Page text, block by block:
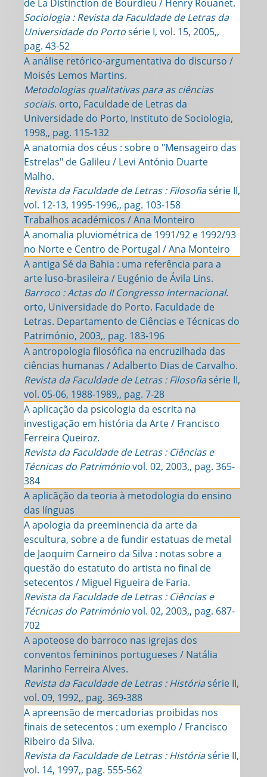
de La Distinction de Bourdieu / Henry Rouanet.
Sociologia : Revista da Faculdade de Letras da
Universidade do Portosérie I, vol. 15, 2005,,
pag. 43-52
A análise retórico-argumentativa do discurso /
Moisés Lemos Martins.
Metodologias qualitativas para as ciências
sociais. orto, Faculdade de Letras da
Universidade do Porto, Instituto de Sociologia,
1998,, pag. 115-132
A anatomia dos céus : sobre o "Mensageiro das
Estrelas" de Galileu / Levi António Duarte
Malho.
Revista da Faculdade de Letras : Filosofiasérie II,
vol. 12-13, 1995-1996,, pag. 103-158
Trabalhos académicos / Ana Monteiro
A anomalia pluviométrica de 1991/92 e 1992/93
no Norte e Centro de Portugal / Ana Monteiro
A antiga Sé da Bahia : uma referência para a
arte luso-brasileira / Eugénio de Ávila Lins.
Barroco : Actas do II Congresso Internacional.
orto, Universidade do Porto. Faculdade de
Letras. Departamento de Ciências e Técnicas do
Património, 2003,, pag. 183-196
A antropologia filosófica na encruzilhada das
ciências humanas / Adalberto Dias de Carvalho.
Revista da Faculdade de Letras : Filosofiasérie II,
vol. 05-06, 1988-1989,, pag. 7-28
A aplicação da psicologia da escrita na
investigação em história da Arte / Francisco
Ferreira Queiroz.
Revista da Faculdade de Letras : Ciências e
Técnicas do Patrimóniovol. 02, 2003,, pag. 365-
384
A aplicãção da teoria à metodologia do ensino
das línguas
A apologia da preeminencia da arte da
escultura, sobre a de fundir estatuas de metal
de Jaoquim Carneiro da Silva : notas sobre a
questão do estatuto do artista no final de
setecentos / Miguel Figueira de Faria.
Revista da Faculdade de Letras : Ciências e
Técnicas do Patrimóniovol. 02, 2003,, pag. 687-
702
A apoteose do barroco nas igrejas dos
conventos femininos portugueses / Natália
Marinho Ferreira Alves.
Revista da Faculdade de Letras : Históriasérie II,
vol. 09, 1992,, pag. 369-388
A apreensão de mercadorias proibidas nos
finais de setecentos : um exemplo / Francisco
Ribeiro da Silva.
Revista da Faculdade de Letras : Históriasérie II,
vol. 14, 1997,, pag. 555-562